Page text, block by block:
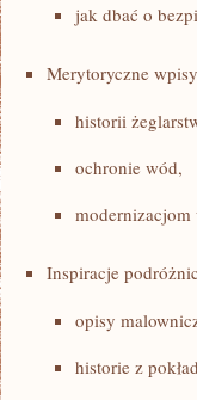
jak dbać o
Merytoryczne
historii
ochronie wód,
Inspiracje
opisy
historie z